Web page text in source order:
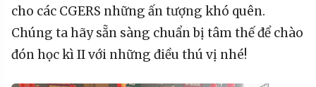
cho các CGERS những ấn tượng khó quên.
Chúng ta hãy sẵn sàng chuẩn bị tâm thế để chào
đón học kì II với những điều thú vị nhé!